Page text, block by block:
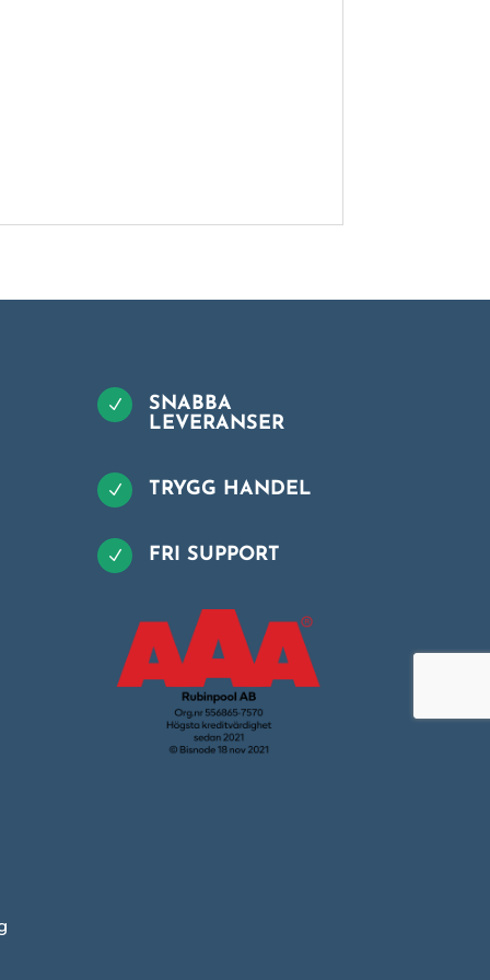
N
SNABBA
LEVERANSER
N TRYGG HANDEL
N FRI SUPPORT